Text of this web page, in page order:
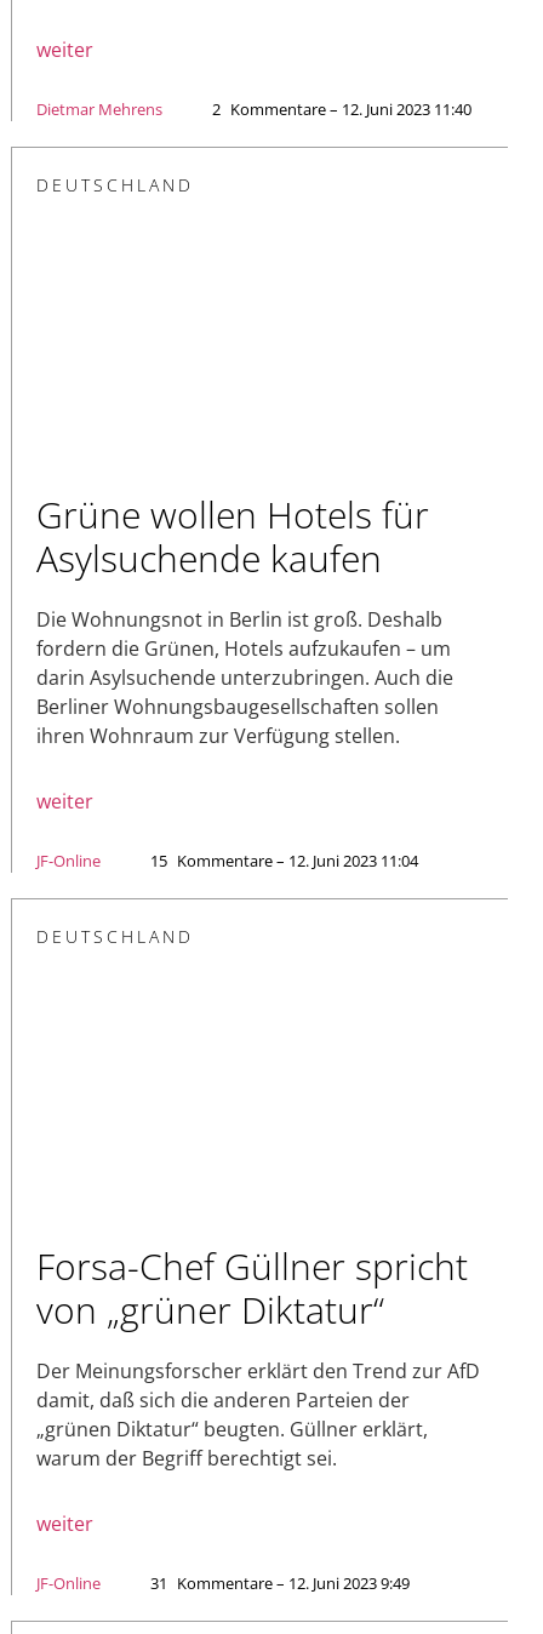
weiter
Dietmar Mehrens 2 Kommentare – 12. Juni 2023 11:40
DEUTSCHLAND
Grüne wollen Hotels für
Asylsuchende kaufen
Die Wohnungsnot in Berlin ist groß. Deshalb
fordern die Grünen, Hotels aufzukaufen – um
darin Asylsuchende unterzubringen. Auch die
Berliner Wohnungsbaugesellschaften sollen
ihren Wohnraum zur Verfügung stellen.
weiter
JF-Online 15 Kommentare – 12. Juni 2023 11:04
DEUTSCHLAND
Forsa-Chef Güllner spricht
von „grüner Diktatur“
Der Meinungsforscher erklärt den Trend zur AfD
damit, daß sich die anderen Parteien der
„grünen Diktatur“ beugten. Güllner erklärt,
warum der Begriff berechtigt sei.
weiter
JF-Online 31 Kommentare – 12. Juni 2023 9:49